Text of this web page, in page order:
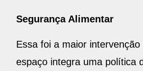
Segurança Alimentar
Essa foi a maior
espaço integra uma política